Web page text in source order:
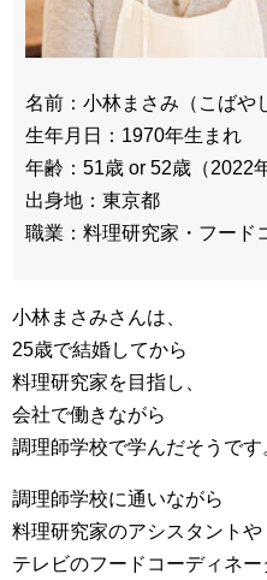
名前：小林まさみ（こばや
生年月日：1970年生まれ
年齢：51歳 or 52歳（2022
出身地：東京都
職業：料理研究家・フード
小林まさみさんは、
25歳で結婚してから
料理研究家を目指し、
会社で働きながら
調理師学校で学んだそうです
調理師学校に通いながら
料理研究家のアシスタントや
テレビのフードコーディネー